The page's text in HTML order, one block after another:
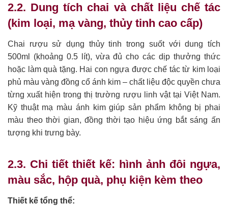
2.2. Dung tích chai và chất liệu chế tác
(kim loại, mạ vàng, thủy tinh cao cấp)
Chai rượu sử dụng thủy tinh trong suốt với dung tích
500ml (khoảng 0.5 lít), vừa đủ cho các dịp thưởng thức
hoặc làm quà tặng. Hai con ngựa được chế tác từ kim loại
phủ màu vàng đồng cổ ánh kim – chất liệu độc quyền chưa
từng xuất hiện trong thị trường rượu linh vật tại Việt Nam.
Kỹ thuật mạ màu ánh kim giúp sản phẩm không bị phai
màu theo thời gian, đồng thời tạo hiệu ứng bắt sáng ấn
tượng khi trưng bày.
2.3. Chi tiết thiết kế: hình ảnh đôi ngựa,
màu sắc, hộp quà, phụ kiện kèm theo
Thiết kế tổng thể: